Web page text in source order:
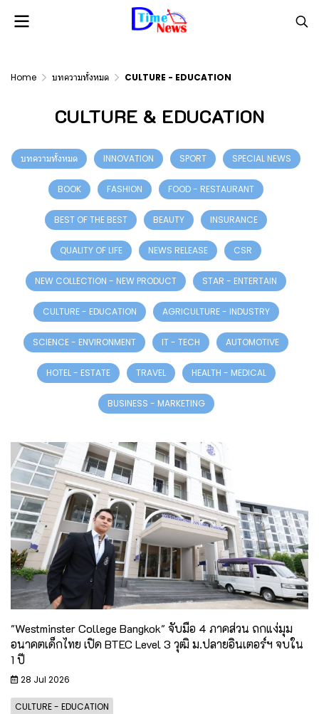
Home บทความทั้งหมด CULTURE - EDUCATION
CULTURE & EDUCATION
บทความทั้งหมด INNOVATION SPORT SPECIAL NEWS
BOOK FASHION FOOD - RESTAURANT
BEST OF THE BEST BEAUTY INSURANCE
QUALITY OF LIFE NEWS RELEASE CSR
NEW COLLECTION - NEW PRODUCT STAR - ENTERTAIN
CULTURE - EDUCATION AGRICULTURE - INDUSTRY
SCIENCE - ENVIRONMENT IT - TECH AUTOMOTIVE
HOTEL - ESTATE TRAVEL HEALTH - MEDICAL
BUSINESS - MARKETING
"Westminster College Bangkok" จับมือ 4 ภาคส่วน ถกแง่มุม
อนาคตเด็กไทย เปิด BTEC Level 3 วุฒิ ม.ปลายอินเตอร์ฯ จบใน
1 ปี
28 Jul 2026
CULTURE - EDUCATION